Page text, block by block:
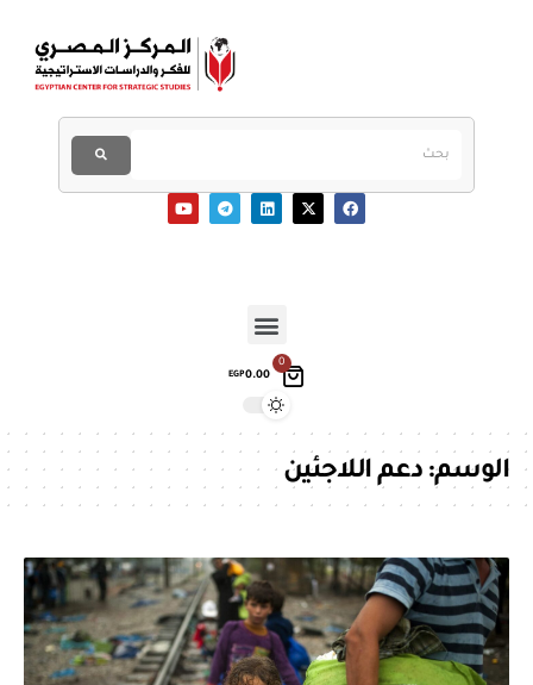
0
EGP0.00
الوسم:دعم اللاجئين